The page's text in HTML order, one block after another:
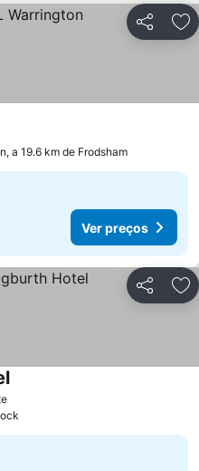
Partilhar
preços
a 19.6 km de Frodsham
Ver preços
Partilhar
Ver preços
Ver preços